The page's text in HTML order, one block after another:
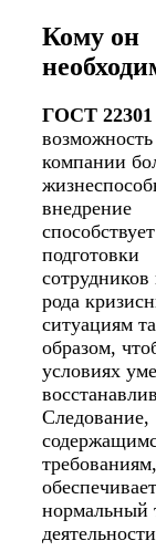
Кому он
ГОСТ 22301
возможность
компании
внедрение
способствует
подготовки
сотрудников
рода
ситуациям
образом,
условиях
Следование,
требованиям,
обеспечивает
нормальный